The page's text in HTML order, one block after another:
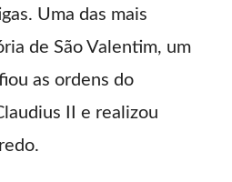
Uma das mais
de São Valentim, um
as ordens do
II e realizou